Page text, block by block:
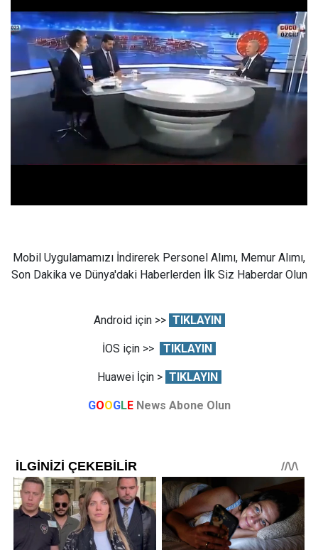
Mobil Uygulamamızı İndirerek Personel Alımı, Memur Alımı,
Son Dakika ve Dünya'daki Haberlerden İlk Siz Haberdar Olun
Android için >> TIKLAYIN
İOS için >> TIKLAYIN
Huawei İçin > TIKLAYIN
GOOGLE News Abone Olun